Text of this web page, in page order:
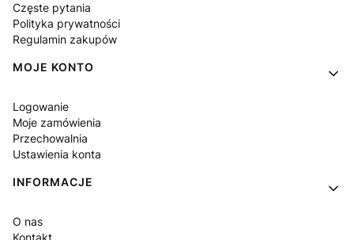
Częste pytania
Polityka prywatności
Regulamin zakupów
MOJE KONTO
Logowanie
Moje zamówienia
Przechowalnia
Ustawienia konta
INFORMACJE
O nas